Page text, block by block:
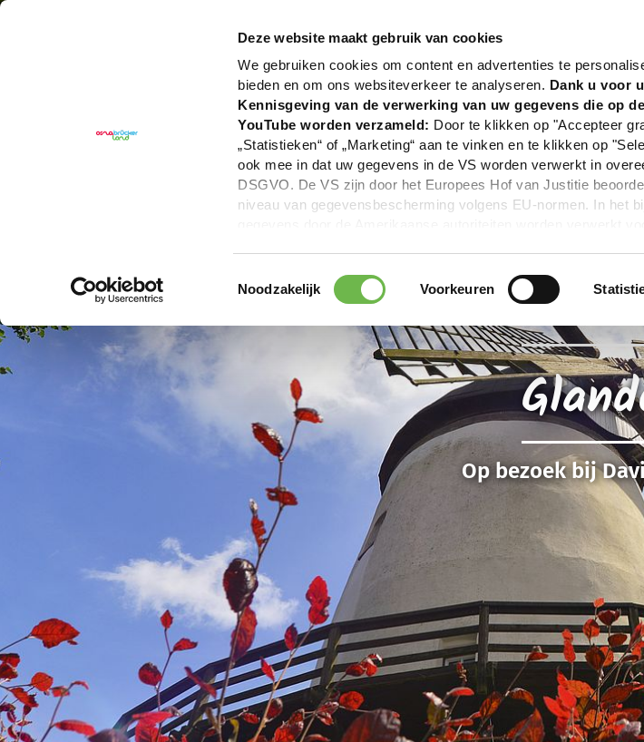
Deze website maakt gebruik van cookies
We gebruiken cookies om content en advertenties te
bieden en om ons websiteverkeer te analyseren. Dank u voor
Kennisgeving van de verwerking van uw gegevens die op
YouTube worden verzameld: Door te klikken op "Accepteer
„Statistieken“ of „Marketing“ aan te vinken en te klikken op
ook mee in dat uw gegevens in de VS worden verwerkt in
DSGVO. De VS zijn door het Europees Hof van Justitie
niveau van gegevensbescherming volgens EU-normen. In het
overdracht niet plaatsvinden. Voor meer informatie, zie onze
We geven u hier graag meer gedetailleerde informatie:
Toestemmingsselectie
Noodzakelijk Voorkeuren
Op bezoek bij